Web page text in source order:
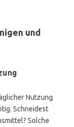
und
Nutzung
Schneidest
Solche